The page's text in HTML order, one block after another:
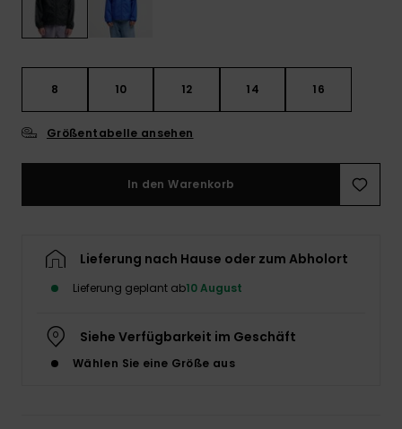
8 10 12 14 16
Größentabelle ansehen
In den Warenkorb
Lieferung nach Hause oder zum Abholort
Lieferung geplant ab10 August
Siehe Verfügbarkeit im Geschäft
Wählen Sie eine Größe aus